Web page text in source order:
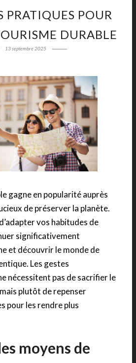
PRATIQUES POUR
DURABLE
13 septembre 2025
gagne en popularité auprès
de préserver la planète.
vos habitudes de
significativement
et découvrir le monde de
Les gestes
nécessitent pas de sacrifier le
plutôt de repenser
pour les rendre plus
moyens de